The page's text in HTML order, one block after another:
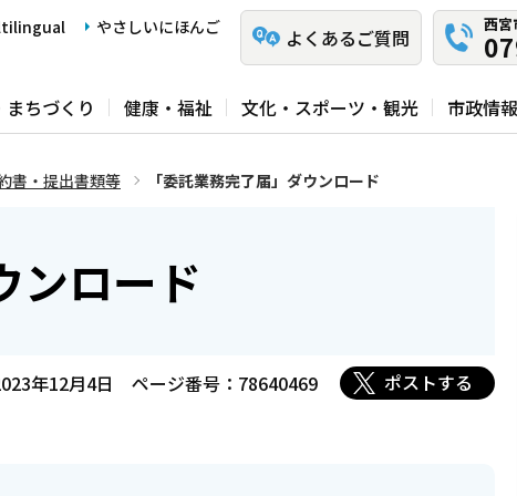
やさしいにほんご よくあるご質問
西宮
ちづくり 健康・福祉 文化・スポーツ・観光 市政情報
書・提出書類等 「委託業務完了届」ダウンロード
ンロード
年12月4日 ページ番号：78640469 ポストする